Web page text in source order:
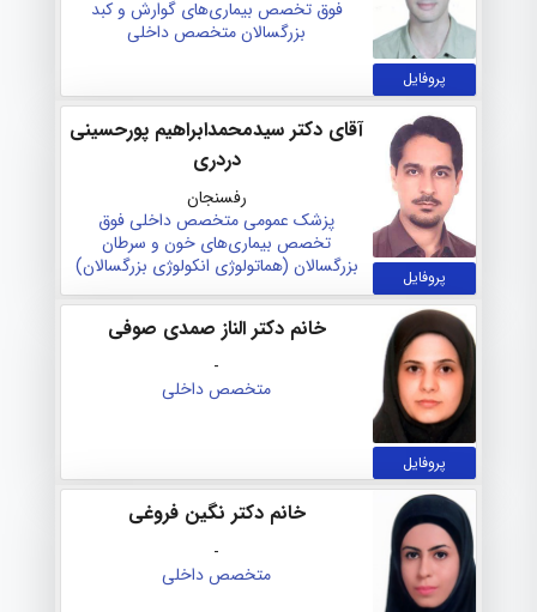
پروفایل
فوق تخصص بیماری‌های گوارش و کبد
بزرگسالانمتخصص داخلی
پروفایل
آقای دکتر سیدمحمدابراهیم پورحسینی
دردری
رفسنجان
پزشک عمومیمتخصص داخلیفوق
تخصص بیماری‌های خون و سرطان
بزرگسالان (هماتولوژی انکولوژی بزرگسالان)
پروفایل
خانم دکتر الناز صمدی صوفی
-
متخصص داخلی
خانم دکتر نگین فروغی
-
متخصص داخلی